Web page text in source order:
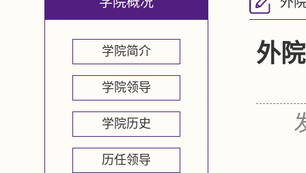
学院简介
学院领导
学院历史
历任领导
外